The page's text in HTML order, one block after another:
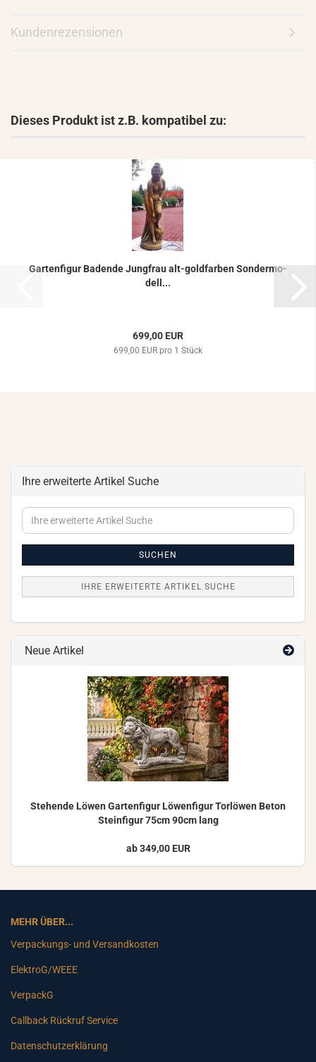
Kundenrezensionen
Dieses Produkt ist z.B. kompatibel zu:
Gar­ten­fi­gur Ba­den­de Jung­frau alt-​gold­far­ben Son­der­mo­
dell...
699,00 EUR
699,00 EUR pro 1 Stück
Ihre erweiterte Artikel Suche
Ihre
erweiterte
SUCHEN
IHRE ERWEITERTE ARTIKEL SUCHE
Neue Artikel
Ste­hen­de Löwen Gar­ten­fi­gur Lö­wen­fi­gur Tor­lö­wen Beton
Stein­fi­gur 75cm 90cm lang
ab 349,00 EUR
MEHR ÜBER...
Verpackungs- und Versandkosten
ElektroG/WEEE
VerpackG
Callback Rückruf Service
Datenschutzerklärung